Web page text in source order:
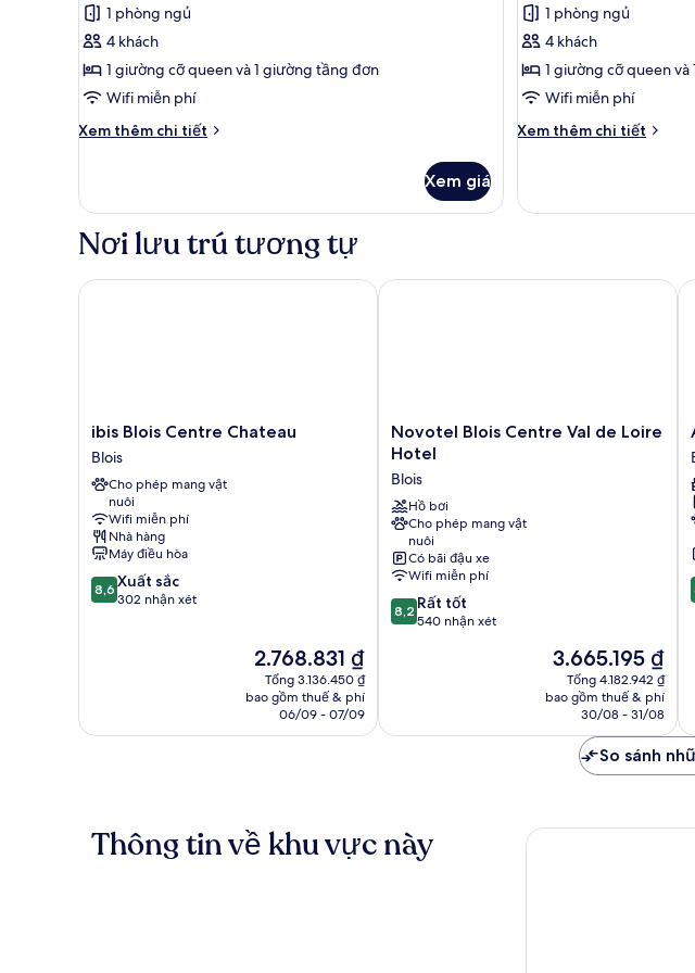
Phòng
dành
cho
gia
đình
nhận
xét)
1 phòng ngủ
4 khách
1 giường cỡ queen và 1 giường tầng đơn
Wifi miễn phí
Xem thêm chi tiết
Chi
Phòng
cho
đình
Xem giá
Phòng
dành
cho
gia
đình
nhận
xét)
1 phòng ngủ
4 khách
1 giường cỡ queen và
Wifi miễn phí
Xem thêm chi tiết
Chi
Phòng
đình
Nơi lưu trú tương tự
ibis
Blois
Centre
Chateau
Blois
ibis Blois Centre Chateau
Blois
Cho phép mang vật
nuôi
Wifi miễn phí
Nhà hàng
Máy điều hòa
8.6
trên
8,6 Xuất sắc
302 nhận xét
Giá
hiện
tại
2.768.831 ₫
2.768.831 ₫
Tổng 3.136.450 ₫
bao gồm thuế & phí
06/09 - 07/09
ibis Blois Centre Chateau
Novotel
Blois
Val
de
Loire
Hotel
Blois
Novotel Blois Centre Val de Loire
Hotel
Blois
Hồ bơi
Cho phép mang vật
nuôi
Có bãi đậu xe
Wifi miễn phí
8.2
trên
xét
8,2 Rất tốt
540 nhận xét
Giá
hiện
tại
3.665.195 ₫
3.665.195 ₫
Tổng 4.182.942 ₫
bao gồm thuế & phí
30/08 - 31/08
Novotel Blois Centre Val de Loire Hotel
So sánh
Thông tin về khu vực này